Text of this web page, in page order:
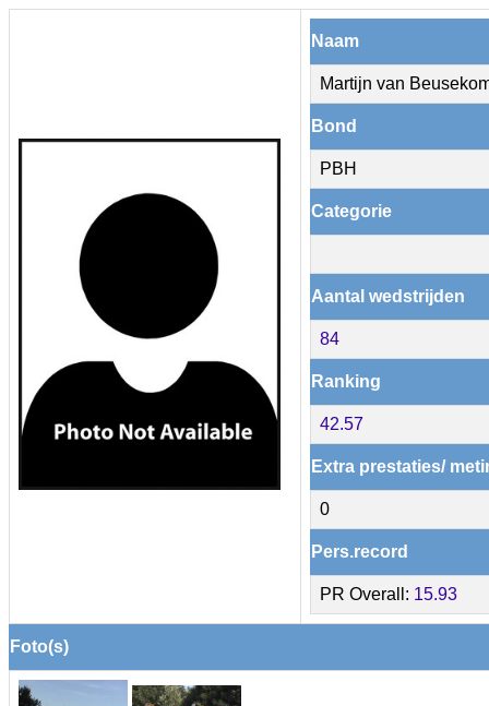
Naam
Martijn van
Bond
PBH
Categorie
Aantal wedstrijden
84
Ranking
42.57
Extra prestaties/
0
Pers.record
PR Overall: 15.93
Foto(s)